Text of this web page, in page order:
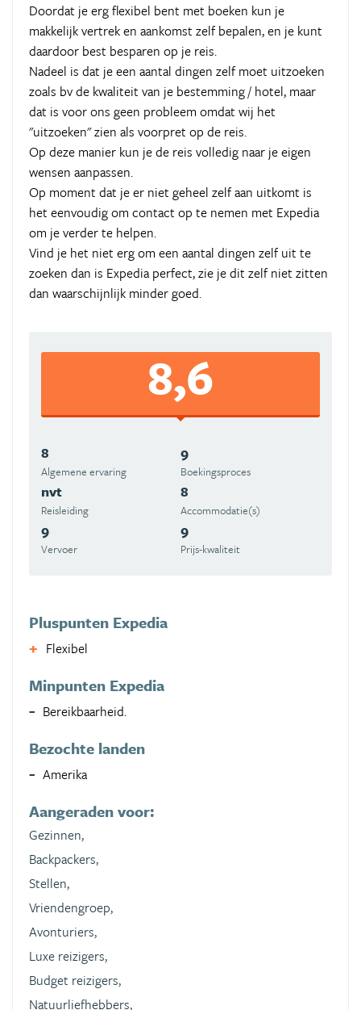
Doordat je erg flexibel bent met boeken kun je
makkelijk vertrek en aankomst zelf bepalen, en je kunt
daardoor best besparen op je reis.
Nadeel is dat je een aantal dingen zelf moet uitzoeken
zoals bv de kwaliteit van je bestemming / hotel, maar
dat is voor ons geen probleem omdat wij het
"uitzoeken" zien als voorpret op de reis.
Op deze manier kun je de reis volledig naar je eigen
wensen aanpassen.
Op moment dat je er niet geheel zelf aan uitkomt is
het eenvoudig om contact op te nemen met Expedia
om je verder te helpen.
Vind je het niet erg om een aantal dingen zelf uit te
zoeken dan is Expedia perfect, zie je dit zelf niet zitten
dan waarschijnlijk minder goed.
8,6
8
Algemene ervaring
9
Boekingsproces
nvt
Reisleiding
8
Accommodatie(s)
9
Vervoer
9
Prijs-kwaliteit
Pluspunten Expedia
Flexibel
Minpunten Expedia
Bereikbaarheid.
Bezochte landen
Amerika
Aangeraden voor:
Gezinnen,
Backpackers,
Stellen,
Vriendengroep,
Avonturiers,
Luxe reizigers,
Budget reizigers,
Natuurliefhebbers,